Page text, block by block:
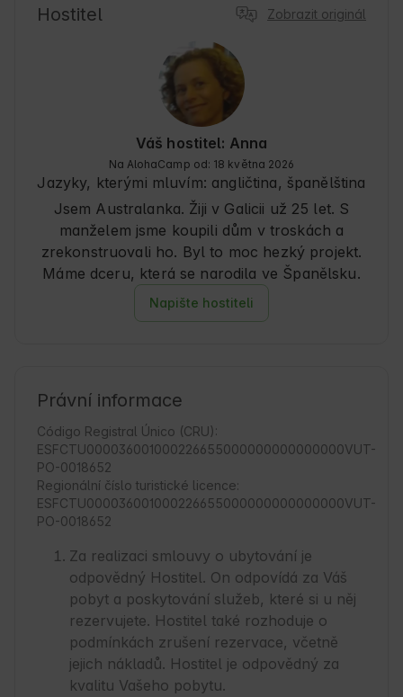
zelené krajiny, což z tohoto ubytování činí
odpočinek v autentickém prostředí. 🍃
Hostitel Zobrazit originál
Váš hostitel: Anna
Na AlohaCamp od: 18 května 2026
Jazyky, kterými mluvím: angličtina, španělština
Jsem Australanka. Žiji v Galicii už 25 let. S
manželem jsme koupili dům v troskách a
zrekonstruovali ho. Byl to moc hezký projekt.
Máme dceru, která se narodila ve Španělsku.
Napište hostiteli
Právní informace
Código Registral Único (CRU):
ESFCTU000036001000226655000000000000000VUT-
PO-0018652
Regionální číslo turistické licence:
ESFCTU000036001000226655000000000000000VUT-
PO-0018652
Za realizaci smlouvy o ubytování je
odpovědný Hostitel. On odpovídá za Váš
pobyt a poskytování služeb, které si u něj
rezervujete. Hostitel také rozhoduje o
podmínkách zrušení rezervace, včetně
jejich nákladů. Hostitel je odpovědný za
kvalitu Vašeho pobytu.